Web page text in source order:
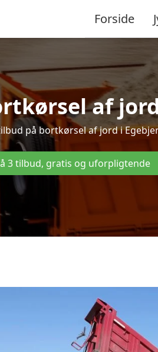
Forside
af
på bortkørsel af jord i
3 tilbud, gratis og uforpligtende